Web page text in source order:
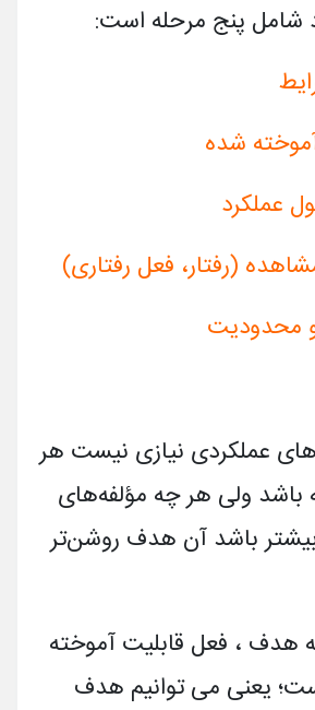
پنج مرحله است:
عملکردی نیازی نیست هر
باشد ولی هر چه مؤلفه‌های
بیشتر باشد آن هدف روشن­‌تر
هدف ، فعل قابلیت آموخته
یعنی می ­توانیم هدف